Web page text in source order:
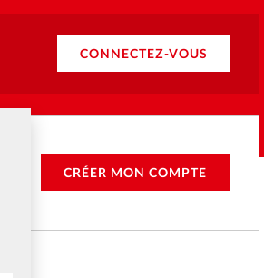
CONNECTEZ-VOUS
CRÉER MON COMPTE